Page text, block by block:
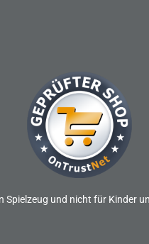
Spielzeug und nicht für Kinder